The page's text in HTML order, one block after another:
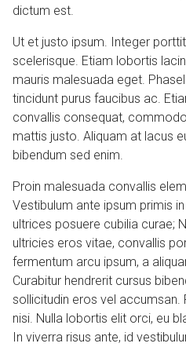
dictum est.
Ut et justo ipsum. Integer
scelerisque. Etiam lobortis
mauris malesuada eget.
tincidunt purus faucibus ac.
convallis consequat,
mattis justo. Aliquam at lacus
bibendum sed enim.
Proin malesuada convallis
Vestibulum ante ipsum primis
ultrices posuere cubilia curae;
ultricies eros vitae, convallis
fermentum arcu ipsum, a
Curabitur hendrerit cursus
sollicitudin eros vel accumsan.
nisi. Nulla lobortis elit orci, eu
In viverra risus ante, id